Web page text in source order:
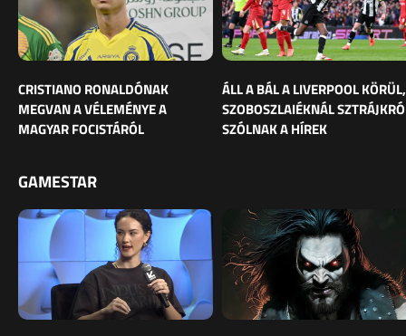
CRISTIANO RONALDÓNAK
MEGVAN A VÉLEMÉNYE A
MAGYAR FOCISTÁRÓL
ÁLL A BÁL A LIVERPOOL KÖRÜL,
SZOBOSZLAIÉKNÁL
SZÓLNAK A HÍREK
GAMESTAR